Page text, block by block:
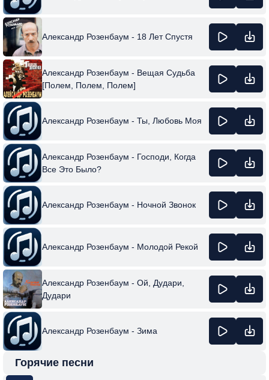
Александр Розенбаум - 18 Лет Спустя
Александр Розенбаум - Вещая Судьба
[Полем, Полем, Полем]
Александр Розенбаум - Ты, Любовь Моя
Александр Розенбаум - Господи, Когда
Все Это Было?
Александр Розенбаум - Ночной Звонок
Александр Розенбаум - Молодой Рекой
Александр Розенбаум - Ой, Дудари,
Дудари
Александр Розенбаум - Зима
Горячие песни